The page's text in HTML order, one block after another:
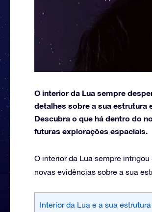
O interior da Lua sempre
detalhes sobre a sua estrutura
Descubra o que há dentro do
futuras explorações espaciais.
O interior da Lua sempre
novas evidências sobre a sua
Interior da Lua e a sua